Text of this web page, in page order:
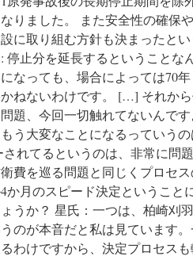
りました。 また安全性の確保
に取り組む方針も決まったと
止分を延長するということな
なっても、場合によっては70年
ねないわけです。 […] それか
題、今回一切触れてないんで
う大変なことになるっていう
れてるというのは、非常に問
費を巡る問題と同じくプロセ
か月のスピード決定ということ
うか？ 星氏：一つは、柏崎刈
のが本音だと私は見ています。
わけですから、決定プロセスも